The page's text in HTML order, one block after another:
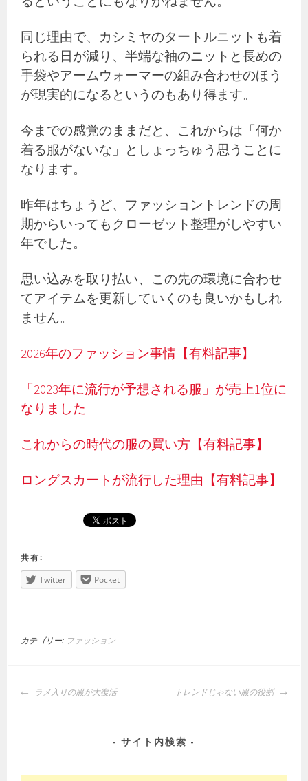
同じ理由で、カシミヤのタートルニットも着
られる日が減り、半端な袖のニットと長めの
手袋やアームウォーマーの組み合わせのほう
が現実的になるというのもあり得ます。
今までの感覚のままだと、これからは「何か
着る服がないな」としょっちゅう思うことに
なります。
昨年はちょうど、ファッショントレンドの周
期からいってもクローゼット整理がしやすい
年でした。
思い込みを取り払い、この先の環境に合わせ
てアイテムを更新していくのも良いかもしれ
ません。
2026年のファッション事情【有料記事】
「2023年に流行が予想される服」が売上1位に
なりました
これからの時代の服の買い方【有料記事】
ロングスカートが流行した理由【有料記事】
共有:
Twitter
Pocket
カテゴリー: ファッション
投
ー
ラメ入りの服が大復活 トレンドじゃない服の役割
サイト内検索